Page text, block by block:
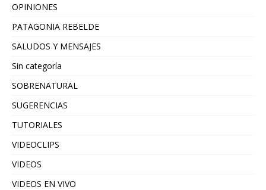
OPINIONES
PATAGONIA REBELDE
SALUDOS Y MENSAJES
Sin categoría
SOBRENATURAL
SUGERENCIAS
TUTORIALES
VIDEOCLIPS
VIDEOS
VIDEOS EN VIVO